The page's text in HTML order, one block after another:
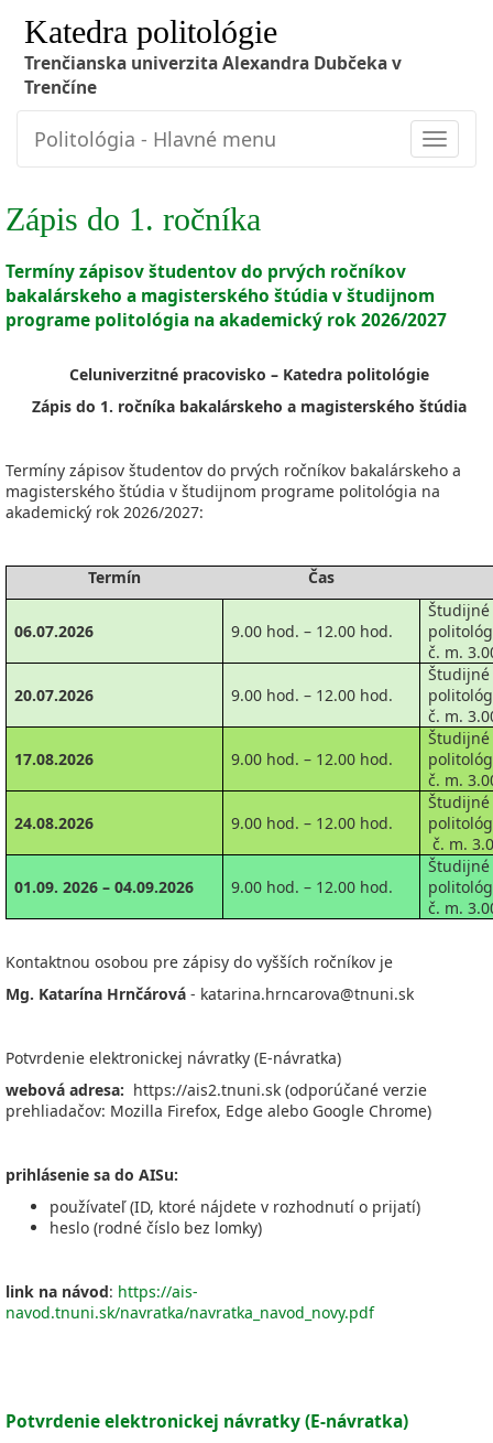
Katedra politológie
Trenčianska univerzita Alexandra Dubčeka v
Trenčíne
Toggle
Politológia - Hlavné menu
Zápis do 1. ročníka
Termíny zápisov študentov do prvých ročníkov
bakalárskeho a magisterského štúdia v študijnom
programe politológia na akademický rok 2026/2027
Celuniverzitné pracovisko – Katedra politológie
Zápis do 1. ročníka bakalárskeho a magisterského štúdia
Termíny zápisov študentov do prvých ročníkov bakalárskeho a
magisterského štúdia v študijnom programe politológia na
akademický rok 2026/2027:
Termín Čas
06.07.2026 9.00 hod. – 12.00 hod.
č. m.
20.07.2026 9.00 hod. – 12.00 hod.
č. m.
17.08.2026 9.00 hod. – 12.00 hod.
č. m.
24.08.2026 9.00 hod. – 12.00 hod.
č. m.
01.09. 2026 – 04.09.2026 9.00 hod. – 12.00 hod.
č. m.
Kontaktnou osobou pre zápisy do vyšších ročníkov je
Mg. Katarína Hrnčárová - katarina.hrncarova@tnuni.sk
Potvrdenie elektronickej návratky (E-návratka)
webová adresa: https://ais2.tnuni.sk (odporúčané verzie
prehliadačov: Mozilla Firefox, Edge alebo Google Chrome)
prihlásenie sa do AISu:
používateľ (ID, ktoré nájdete v rozhodnutí o prijatí)
heslo (rodné číslo bez lomky)
link na návod: https://ais-
navod.tnuni.sk/navratka/navratka_navod_novy.pdf
Potvrdenie elektronickej návratky (E-návratka)